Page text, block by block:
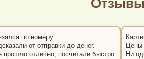
по номеру.
от отправки до денег.
прошло отлично, посчитали быстро.
Цены
Ни